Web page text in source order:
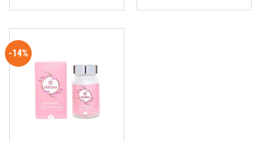
425.000 ₫.
310.000 ₫.
-14%